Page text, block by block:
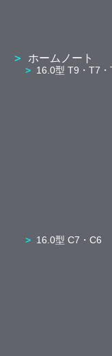
ホームノート
16.0型 T9・T7
16.0型 C7・C6